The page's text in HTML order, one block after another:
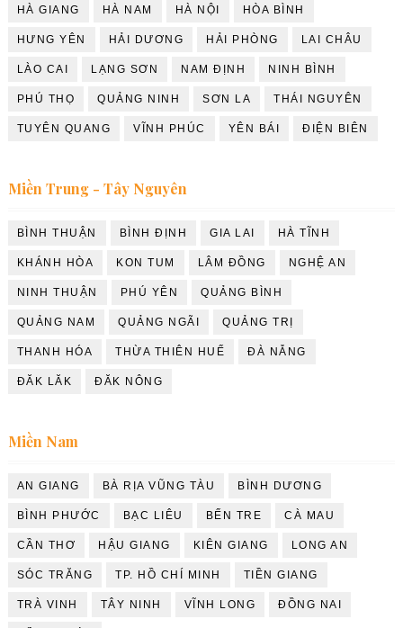
HÀ GIANG HÀ NAM HÀ NỘI HÒA BÌNH
HƯNG YÊN HẢI DƯƠNG HẢI PHÒNG LAI CHÂU
LÀO CAI LẠNG SƠN NAM ĐỊNH NINH BÌNH
PHÚ THỌ QUẢNG NINH SƠN LA THÁI NGUYÊN
TUYÊN QUANG VĨNH PHÚC YÊN BÁI ĐIỆN BIÊN
Miền Trung - Tây Nguyên
BÌNH THUẬN BÌNH ĐỊNH GIA LAI HÀ TĨNH
KHÁNH HÒA KON TUM LÂM ĐỒNG NGHỆ AN
NINH THUẬN PHÚ YÊN QUẢNG BÌNH
QUẢNG NAM QUẢNG NGÃI QUẢNG TRỊ
THANH HÓA THỪA THIÊN HUẾ ĐÀ NẴNG
ĐĂK LĂK ĐĂK NÔNG
Miền Nam
AN GIANG BÀ RỊA VŨNG TÀU BÌNH DƯƠNG
BÌNH PHƯỚC BẠC LIÊU BẾN TRE CÀ MAU
CẦN THƠ HẬU GIANG KIÊN GIANG LONG AN
SÓC TRĂNG TP. HỒ CHÍ MINH TIỀN GIANG
TRÀ VINH TÂY NINH VĨNH LONG ĐỒNG NAI